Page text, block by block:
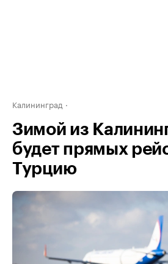
Калининград
Зимой из
будет прямых
Турцию